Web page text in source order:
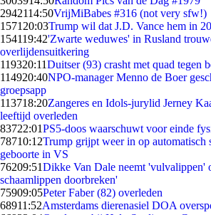
2942114:50VrijMiBabes #316 (not very sfw!)
1571 20:03Trump wil dat J.D. Vance hem in
154119:42'Zwarte weduwes' in Rusland
overlijdensuitkering
119320:11Duitser (93) crasht met quad tegen
114920:40NPO-manager Menno de Boer
groepsapp
113718:20Zangeres en Idols-jurylid Jerney
leeftijd overleden
83722:01PS5-doos waarschuwt voor einde
78710:12Trump grijpt weer in op automatisch
geboorte in VS
76209:51Dikke Van Dale neemt 'vulvalippen'
schaamlippen doorbreken'
75909:05Peter Faber (82) overleden
68911:52Amsterdams dierenasiel DOA